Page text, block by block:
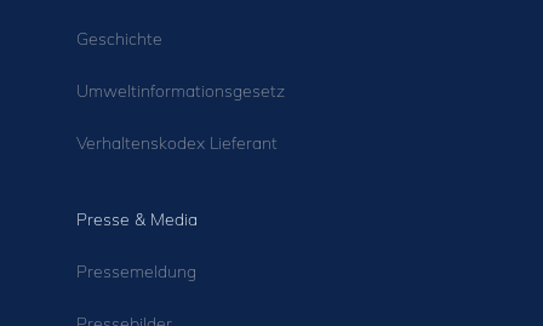
Geschichte
Umweltinformationsgesetz
Verhaltenskodex Lieferant
Presse & Media
Pressemeldung